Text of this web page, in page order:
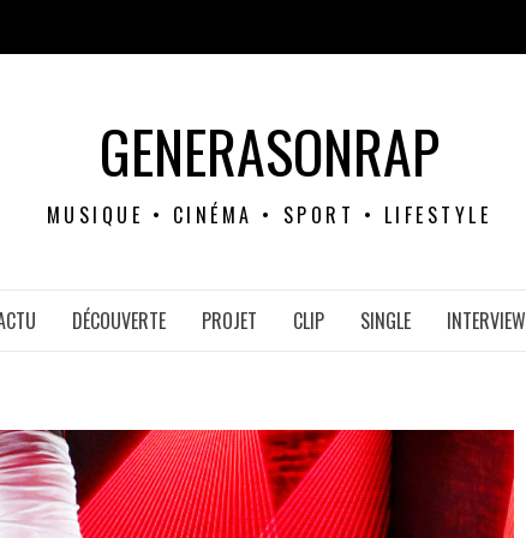
GENERASONRAP
MUSIQUE • CINÉMA • SPORT • LIFESTYLE
DÉCOUVERTE PROJET CLIP SINGLE INTERVIEW